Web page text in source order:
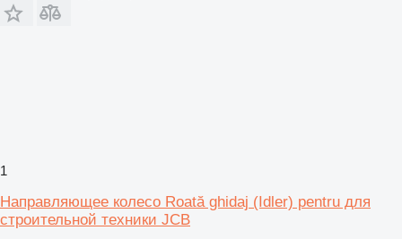
1
Направляющее колесо Roată ghidaj (Idler) pentru для
строительной техники JCB